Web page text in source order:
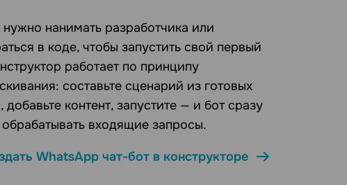
нанимать разработчика или
в коде, чтобы запустить свой первый
работает по принципу
составьте сценарий из готовых
добавьте контент, запустите — и бот сразу
обрабатывать входящие запросы.
WhatsApp чат-бот в конструкторе